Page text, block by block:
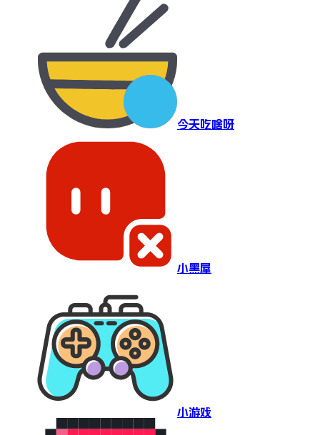
今天吃啥呀
小黑屋
小游戏